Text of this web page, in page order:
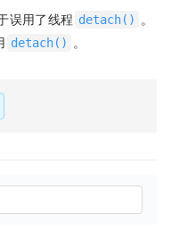
误用了线程 detach()
。
detach() 。